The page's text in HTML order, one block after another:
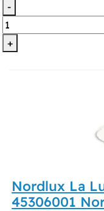
-
+
Nordlux La
45306001